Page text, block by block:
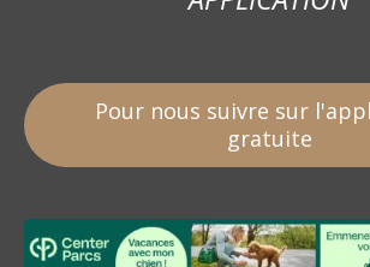
Pour nous suivre sur
gratuite